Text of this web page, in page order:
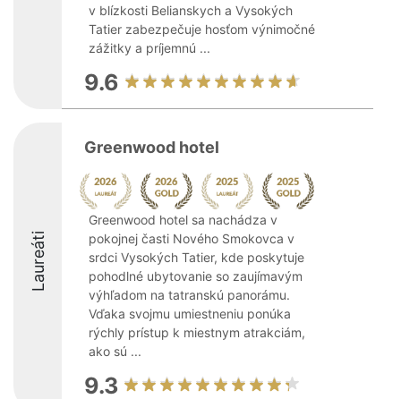
v blízkosti Belianskych a Vysokých
Tatier zabezpečuje hosťom výnimočné
zážitky a príjemnú ...
9.6
Laureáti
Greenwood hotel
Greenwood hotel sa nachádza v
pokojnej časti Nového Smokovca v
srdci Vysokých Tatier, kde poskytuje
pohodlné ubytovanie so zaujímavým
výhľadom na tatranskú panorámu.
Vďaka svojmu umiestneniu ponúka
rýchly prístup k miestnym atrakciám,
ako sú ...
9.3